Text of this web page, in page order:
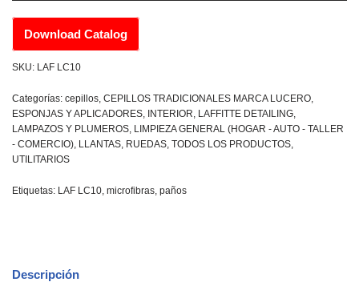
Download Catalog
SKU: LAF LC10
Categorías: cepillos, CEPILLOS TRADICIONALES MARCA LUCERO,
ESPONJAS Y APLICADORES, INTERIOR, LAFFITTE DETAILING,
LAMPAZOS Y PLUMEROS, LIMPIEZA GENERAL (HOGAR - AUTO - TALLER
- COMERCIO), LLANTAS, RUEDAS, TODOS LOS PRODUCTOS,
UTILITARIOS
Etiquetas: LAF LC10, microfibras, paños
Descripción